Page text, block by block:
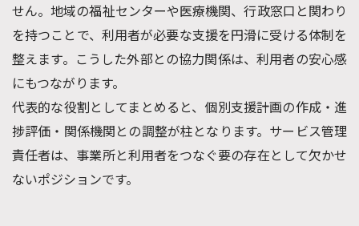
せん。地域の福祉センターや医療機関、行政窓口と関わり
を持つことで、利用者が必要な支援を円滑に受ける体制を
整えます。こうした外部との協力関係は、利用者の安心感
にもつながります。
代表的な役割としてまとめると、個別支援計画の作成・進
捗評価・関係機関との調整が柱となります。サービス管理
責任者は、事業所と利用者をつなぐ要の存在として欠かせ
ないポジションです。